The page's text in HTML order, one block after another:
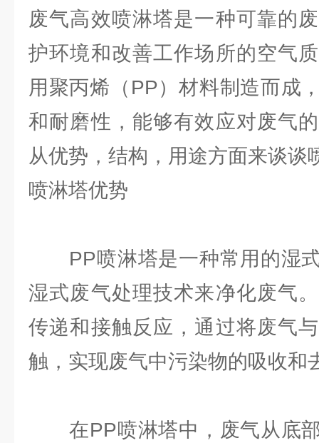
废气高效喷淋塔是一种可靠的
护环境和改善工作场所的空气
用聚丙烯（PP）材料制造而成
和耐磨性，能够有效应对废气
从优势，结构，用途方面来谈谈
喷淋塔优势
PP喷淋塔是一种常用的湿式
湿式废气处理技术来净化废气
传递和接触反应，通过将废气
触，实现废气中污染物的吸收和
在PP喷淋塔中，废气从底部